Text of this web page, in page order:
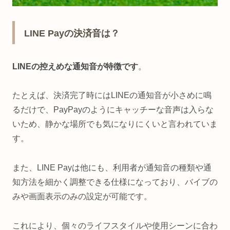
LINE Payの決済音は？
LINEの控えめな通知音が特徴です。
たとえば、決済完了時にはLINEの通知音が小さめに鳴
るだけで、PayPayのようにキャッチーな音声は入らな
いため、静かな場所でも気になりにくいと言われていま
す。
また、LINE Payは他にも、利用者が通知音の種類や通
知方法を細かく調整できる仕様になっており、バイブの
みや画面表示のみの設定が可能です。
これにより、個々のライフスタイルや使用シーンに合わ